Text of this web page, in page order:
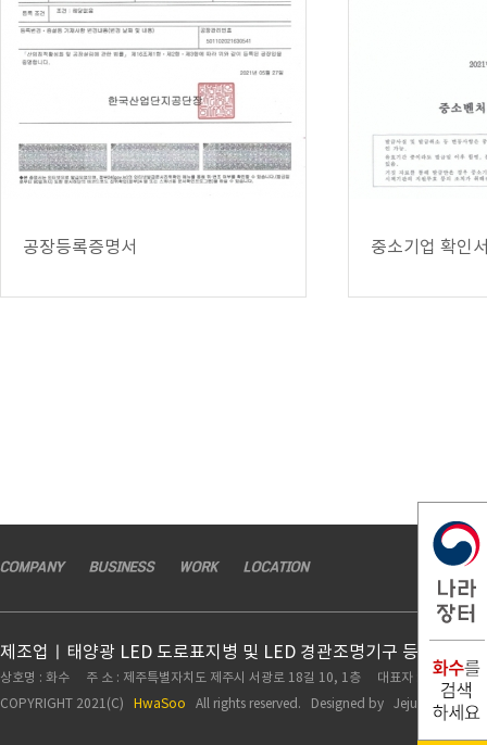
공장등록증명서 중소기업 확인
COMPANY BUSINESS WORK LOCATION
제조업ㅣ태양광 LED 도로표지병 및 LED 경관조명기구 등 도로시
상호명 : 화수 주 소 : 제주특별자치도 제주시 서광로 18길 10, 1층 대표자 : 고권하
COPYRIGHT 2021(C)
HwaSoo All rights reserved. Designed by Jejuwebplan